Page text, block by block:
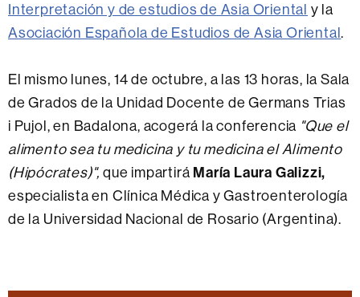
Interpretación y de estudios de Asia Oriental y la
Asociación Española de Estudios de Asia Oriental.
El mismo lunes, 14 de octubre, a las 13 horas, la Sala
de Grados de la Unidad Docente de Germans Trias
i Pujol, en Badalona, acogerá la conferencia "Que el
alimento sea tu medicina y tu medicina el Alimento
(Hipócrates)", que impartirá María Laura Galizzi,
especialista en Clínica Médica y Gastroenterología
de la Universidad Nacional de Rosario (Argentina).